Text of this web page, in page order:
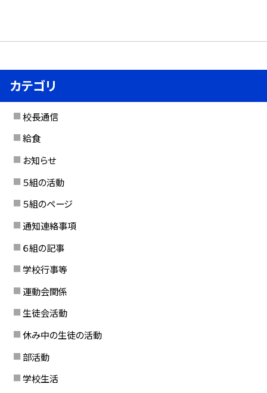
カテゴリ
校長通信
給食
お知らせ
５組の活動
５組のページ
通知連絡事項
６組の記事
学校行事等
運動会関係
生徒会活動
休み中の生徒の活動
部活動
学校生活